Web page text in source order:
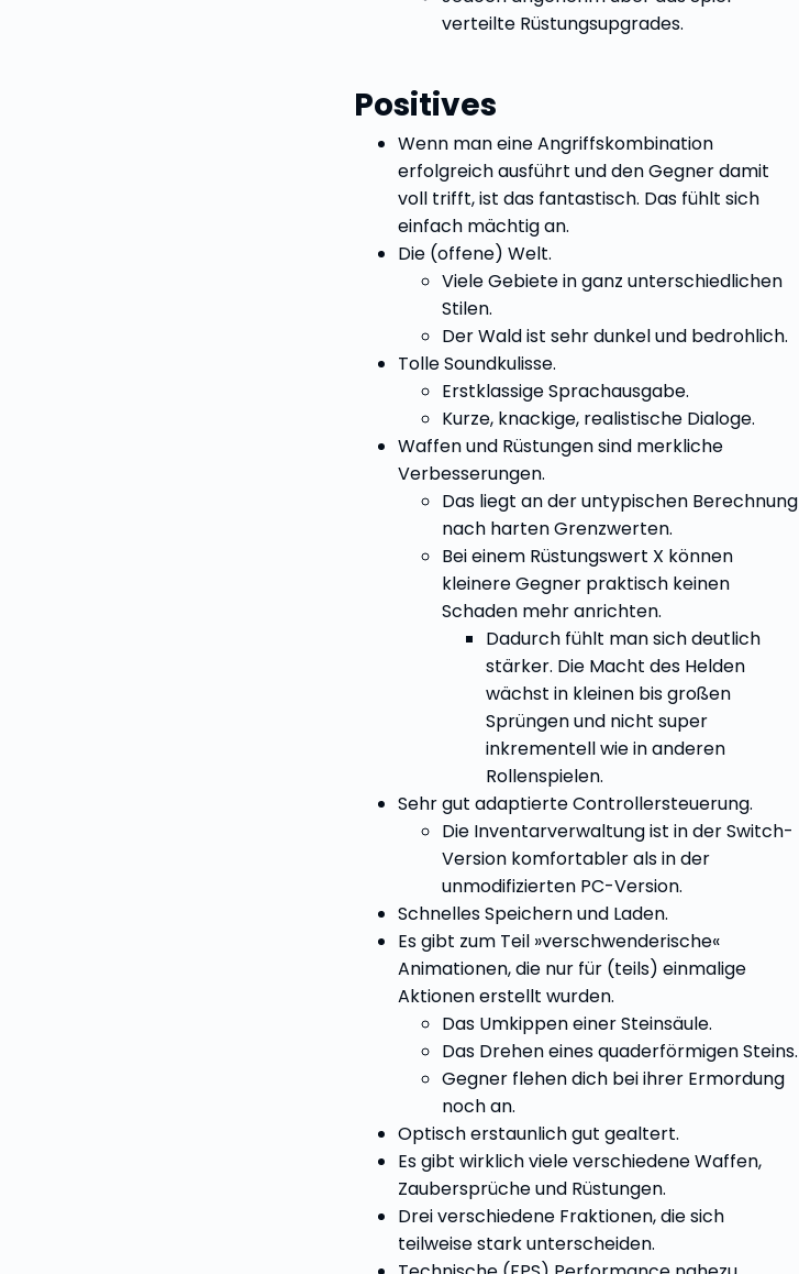
verteilte Rüstungsupgrades.
Positives
Wenn man eine Angriffskombination
erfolgreich ausführt und den Gegner damit
voll trifft, ist das fantastisch. Das fühlt sich
einfach mächtig an.
Die (offene) Welt.
Viele Gebiete in ganz unterschiedlichen
Stilen.
Der Wald ist sehr dunkel und bedrohlich.
Tolle Soundkulisse.
Erstklassige Sprachausgabe.
Kurze, knackige, realistische Dialoge.
Waffen und Rüstungen sind merkliche
Verbesserungen.
Das liegt an der untypischen Berechnung
nach harten Grenzwerten.
Bei einem Rüstungswert X können
kleinere Gegner praktisch keinen
Schaden mehr anrichten.
Dadurch fühlt man sich deutlich
stärker. Die Macht des Helden
wächst in kleinen bis großen
Sprüngen und nicht super
inkrementell wie in anderen
Rollenspielen.
Sehr gut adaptierte Controllersteuerung.
Die Inventarverwaltung ist in der Switch-
Version komfortabler als in der
unmodifizierten PC-Version.
Schnelles Speichern und Laden.
Es gibt zum Teil »verschwenderische«
Animationen, die nur für (teils) einmalige
Aktionen erstellt wurden.
Das Umkippen einer Steinsäule.
Das Drehen eines quaderförmigen Steins.
Gegner flehen dich bei ihrer Ermordung
noch an.
Optisch erstaunlich gut gealtert.
Es gibt wirklich viele verschiedene Waffen,
Zaubersprüche und Rüstungen.
Drei verschiedene Fraktionen, die sich
teilweise stark unterscheiden.